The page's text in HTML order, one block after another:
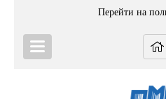
Перейти на